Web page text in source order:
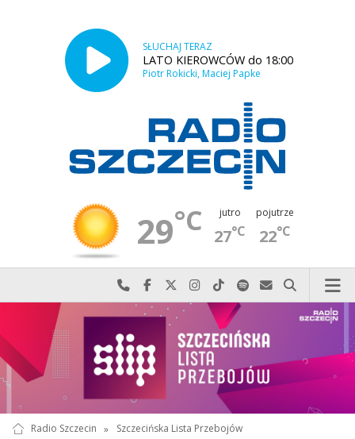
SŁUCHAJ TERAZ
LATO KIEROWCÓW do 18:00
Piotr Rokicki, Maciej Papke
29°C jutro
27°C
pojutrze
22°C
Najlepiej po prostu do nas zadzwoń
Odwiedź nas na Facebook-u
Odwiedź nas na X
Odwiedź nas na Instagram-ie
Odwiedź nas na TikTok-u
Szukaj nas na Spotify
Wyślij do nas
Szukaj
Radio Szczecin » Szczecińska Lista Przebojów